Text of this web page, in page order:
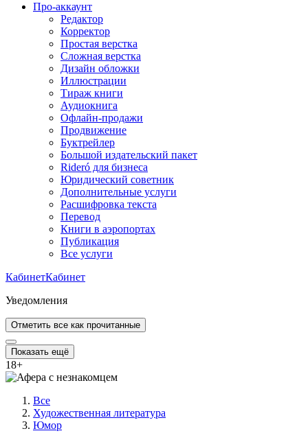
Про-аккаунт
Редактор
Корректор
Простая верстка
Сложная верстка
Дизайн обложки
Иллюстрации
Тираж книги
Аудиокнига
Офлайн-продажи
Продвижение
Буктрейлер
Большой издательский пакет
Rideró для бизнеса
Юридический советник
Дополнительные услуги
Расшифровка текста
Перевод
Книги в аэропортах
Публикация
Все услуги
КабинетКабинет
Уведомления
Отметить все как прочитанные
Показать ещё
18+
Все
Художественная литература
Юмор